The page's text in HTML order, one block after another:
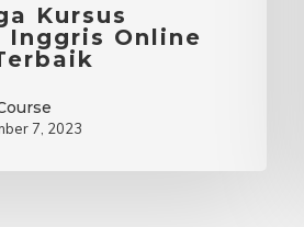
Kursus
Inggris Online
7, 2023